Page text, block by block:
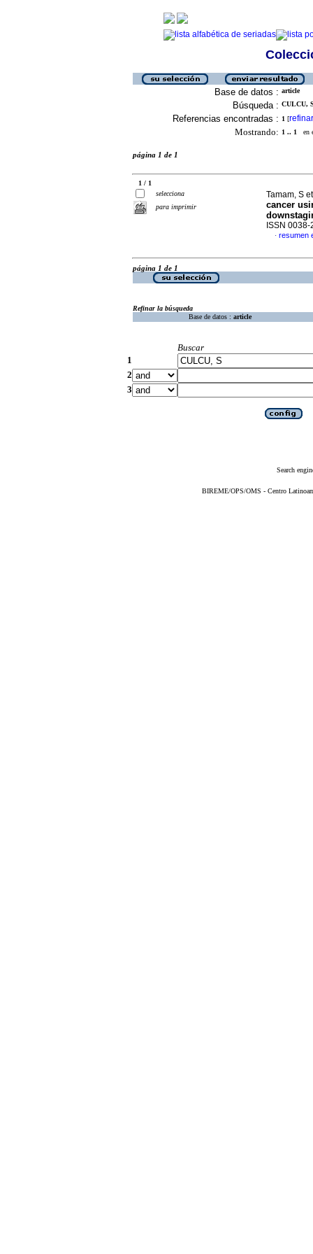
Base de datos : article
Búsqueda : CULCU,
Referencias encontradas : 1 [refinar
Mostrando: 1 .. 1 en
página 1 de 1
1 / 1
selecciona
para imprimir
Tamam, S
cancer
ISSN 0038-
· resumen
página 1 de 1
Refinar la búsqueda
Base de datos : article
Buscar
1
2
3
Search
BIREME/OPS/OMS - Centro